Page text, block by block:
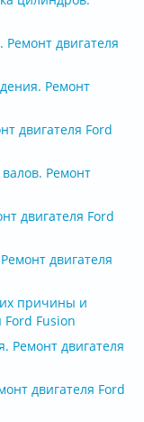
двигателя
Ремонт
двигателя Ford
Ремонт
двигателя Ford
двигателя
причины и
Ford Fusion
Ремонт двигателя
двигателя Ford